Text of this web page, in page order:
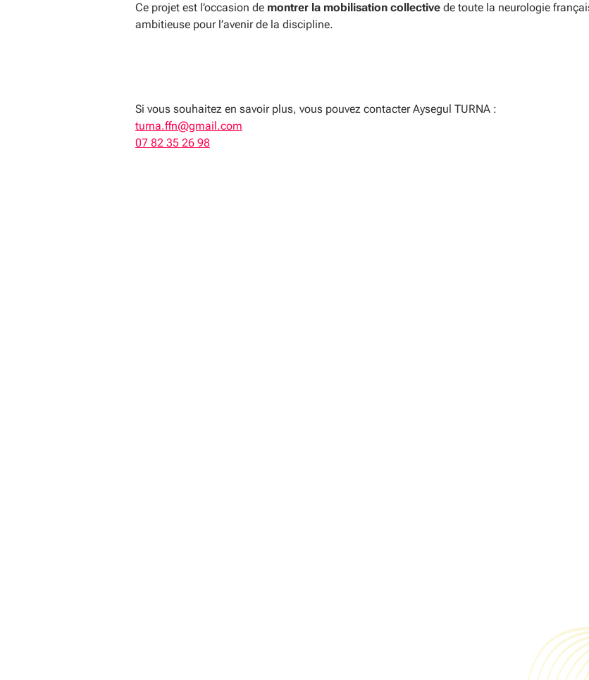
Ce projet est l’occasion de montrer la mobilisation collective de toute la neurologie
ambitieuse pour l’avenir de la discipline.
Si vous souhaitez en savoir plus, vous pouvez contacter Aysegul TURNA :
turna.ffn@gmail.com
07 82 35 26 98